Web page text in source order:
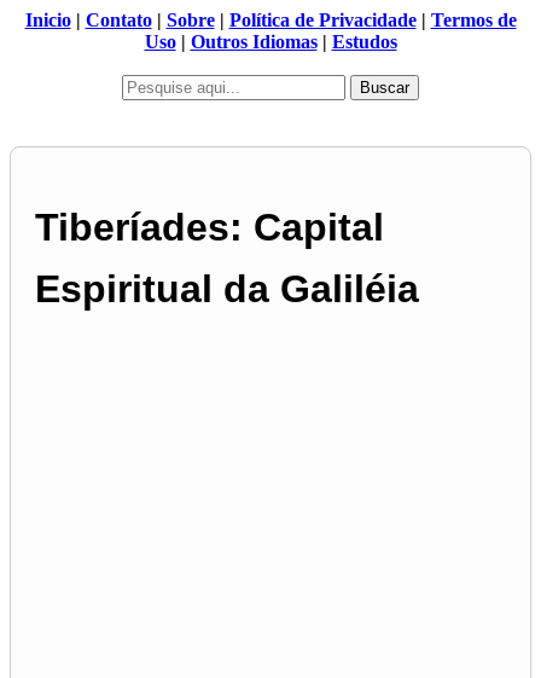
Inicio| Contato| Sobre| Política de Privacidade| Termos de
Uso| Outros Idiomas| Estudos
Buscar
Tiberíades: Capital
Espiritual da Galiléia